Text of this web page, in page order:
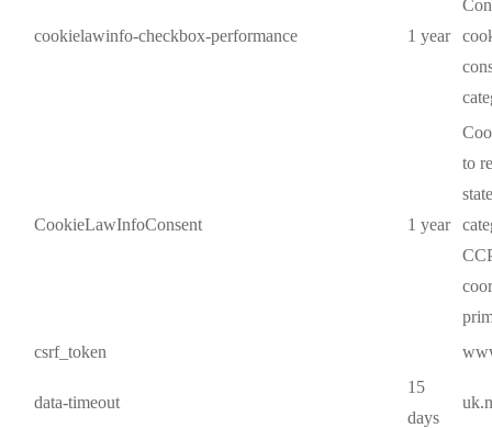
cookielawinfo-checkbox-performance 1 year
CookieLawInfoConsent 1 year
to
csrf_token
data-timeout
15
days